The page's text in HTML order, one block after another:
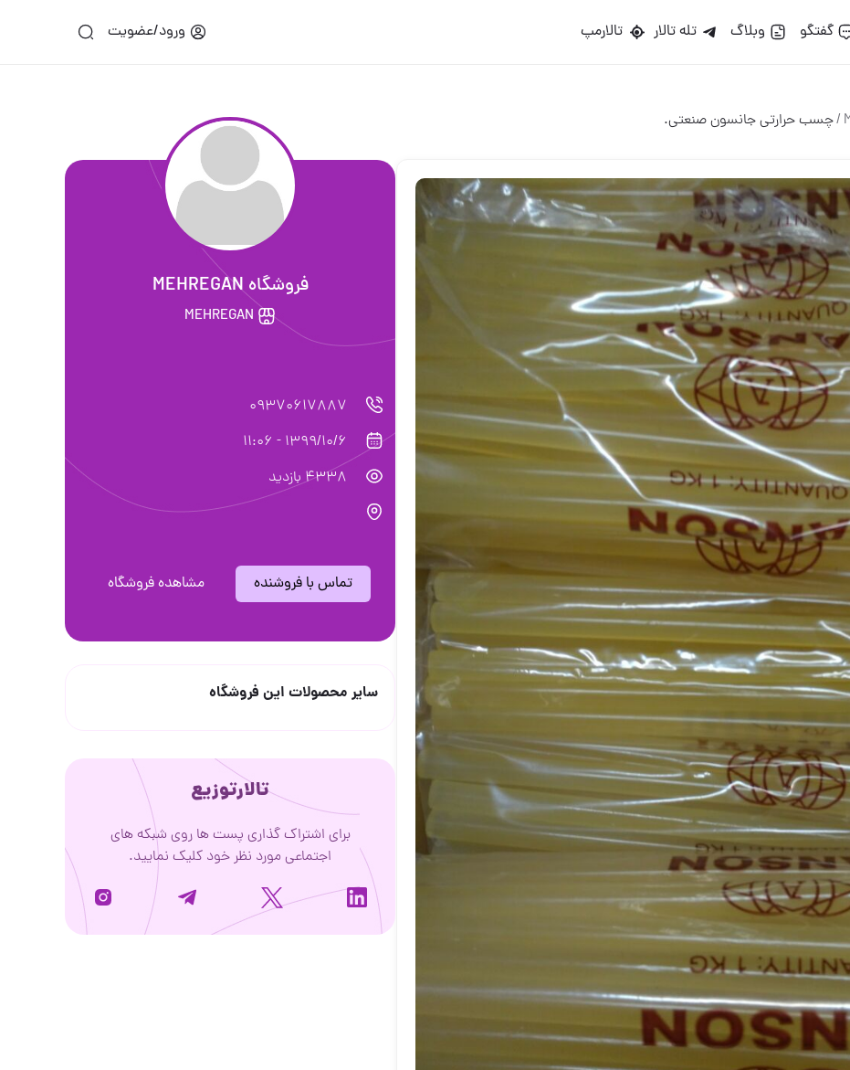
گفتگو وبلاگ تله تالار تالارمپ ورود/عضویت
/چسب حرارتی جانسون صنعتی.
فروشگاه MEHREGAN
MEHREGAN
09370617887
1399/10/6 - 11:06
4338 بازدید
تماس با فروشنده مشاهده فروشگاه
سایر محصولات این فروشگاه
تالارتوزیع
برای اشتراک گذاری پست ها روی شبکه های
اجتماعی مورد نظر خود کلیک نمایید.